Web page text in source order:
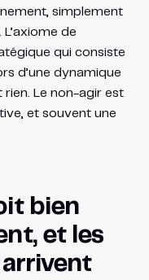
simplement
de
qui consiste
d’une dynamique
Le non-agir est
et souvent une
bien
et les